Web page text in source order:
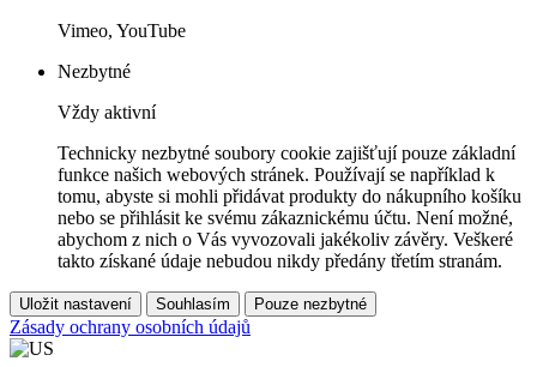
Vimeo, YouTube
Nezbytné
Vždy aktivní
Technicky nezbytné soubory cookie zajišťují pouze základní
funkce našich webových stránek. Používají se například k
tomu, abyste si mohli přidávat produkty do nákupního košíku
nebo se přihlásit ke svému zákaznickému účtu. Není možné,
abychom z nich o Vás vyvozovali jakékoliv závěry. Veškeré
takto získané údaje nebudou nikdy předány třetím stranám.
Uložit nastavení Souhlasím Pouze nezbytné
Zásady ochrany osobních údajů